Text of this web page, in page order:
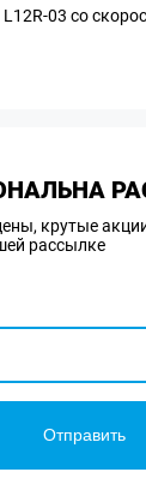
03 со
крутые
рассылке
Отправить